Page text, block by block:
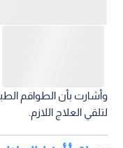
وأشارت بأن الطواقم
لتلقي العلاج اللازم.